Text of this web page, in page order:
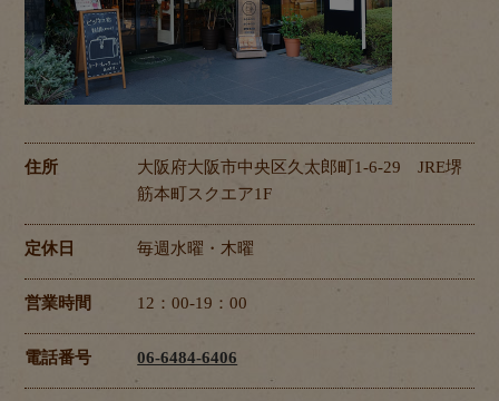
住所
大阪府大阪市中央区久太郎町1-6-29 JRE堺
筋本町スクエア1F
定休日 毎週水曜・木曜
営業時間 12：00-19：00
電話番号 06-6484-6406